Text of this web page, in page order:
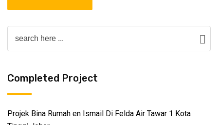
Completed Project
Projek Bina Rumah en Ismail Di Felda Air Tawar 1 Kota